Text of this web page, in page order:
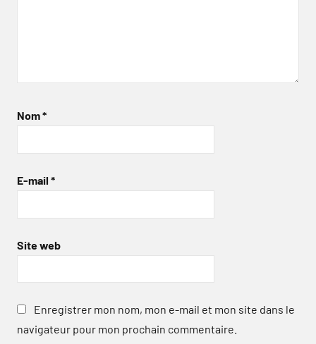
Nom*
E-mail *
Site web
Enregistrer mon nom, mon e-mail et mon site dans le
navigateur pour mon prochain commentaire.